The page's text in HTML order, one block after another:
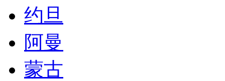
约旦
阿曼
蒙古